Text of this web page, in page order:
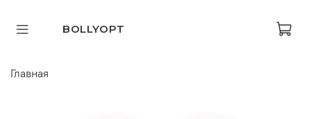
BOLLYOPT
Главная